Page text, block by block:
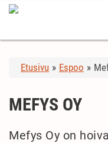
Etusivu » Espoo »
MEFYS OY
Mefys Oy on